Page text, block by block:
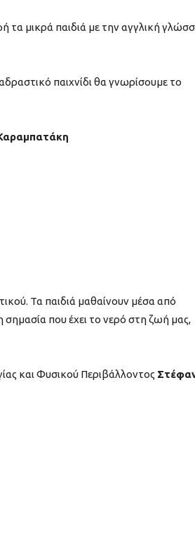
τα μικρά παιδιά με την αγγλική
παιχνίδι θα γνωρίσουμε το
Τα παιδιά μαθαίνουν μέσα από
σημασία που έχει το νερό στη ζωή μας,
και Φυσικού Περιβάλλοντος